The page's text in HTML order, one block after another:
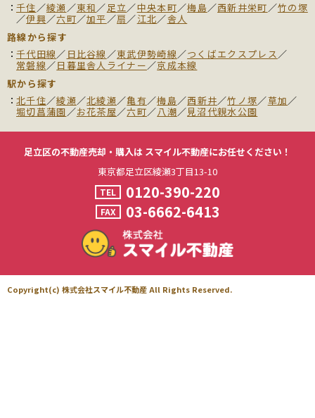
千住／綾瀬／東和／足立／中央本町／梅島／西新井栄町／竹の塚
／伊興／六町／加平／扇／江北／舎人
路線から探す
千代田線／ 日比谷線／東武伊勢崎線／つくばエクスプレス／
常磐線／日暮里舎人ライナー／京成本線
駅から探す
北千住／綾瀬／北綾瀬／亀有／梅島／西新井／竹ノ塚／草加／
堀切菖蒲園／お花茶屋／六町／八潮／見沼代親水公園
足立区の不動産売却・購入は スマイル不動産にお任せください！
東京都足立区綾瀬3丁目13-10
TEL 0120-390-220
FAX 03-6662-6413
Copyright(c) 株式会社スマイル不動産 All Rights Reserved.